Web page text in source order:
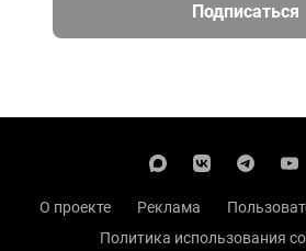
Подписаться
О проекте Реклама
Политика использования